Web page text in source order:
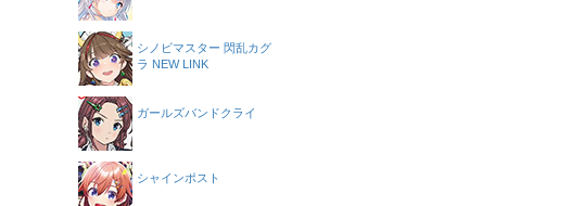
シノビマスター 閃乱カグ
ラ NEW LINK
ガールズバンドクライ
シャインポスト